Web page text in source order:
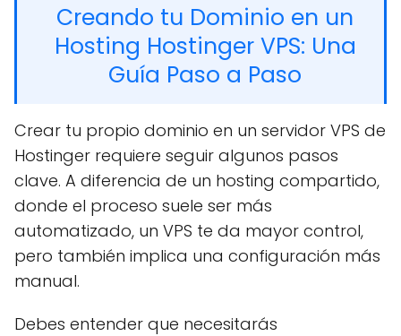
Creando tu Dominio en un
Hosting Hostinger VPS: Una
Guía Paso a Paso
Crear tu propio dominio en un servidor VPS de
Hostinger requiere seguir algunos pasos
clave. A diferencia de un hosting compartido,
donde el proceso suele ser más
automatizado, un VPS te da mayor control,
pero también implica una configuración más
manual.
Debes entender que necesitarás